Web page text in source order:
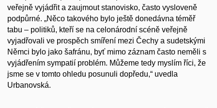
veřejně vyjádřit a zaujmout stanovisko, často vysloveně
podpůrné. „Něco takového bylo ještě donedávna téměř
tabu – politiků, kteří se na celonárodní scéně veřejně
vyjadřovali ve prospěch smíření mezi Čechy a sudetskými
Němci bylo jako šafránu, byť mimo záznam často neměli s
vyjádřením sympatií problém. Můžeme tedy myslím říci, že
jsme se v tomto ohledu posunuli dopředu,“ uvedla
Urbanovská.